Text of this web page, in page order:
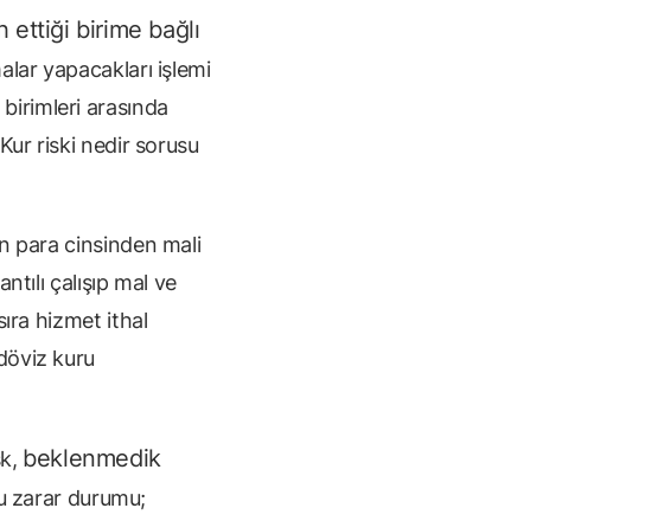
ettiği birime bağlı
yapacakları işlemi
arasında
riski nedir sorusu
para cinsinden mali
çalışıp mal ve
hizmet ithal
kuru
beklenmedik
zarar durumu;